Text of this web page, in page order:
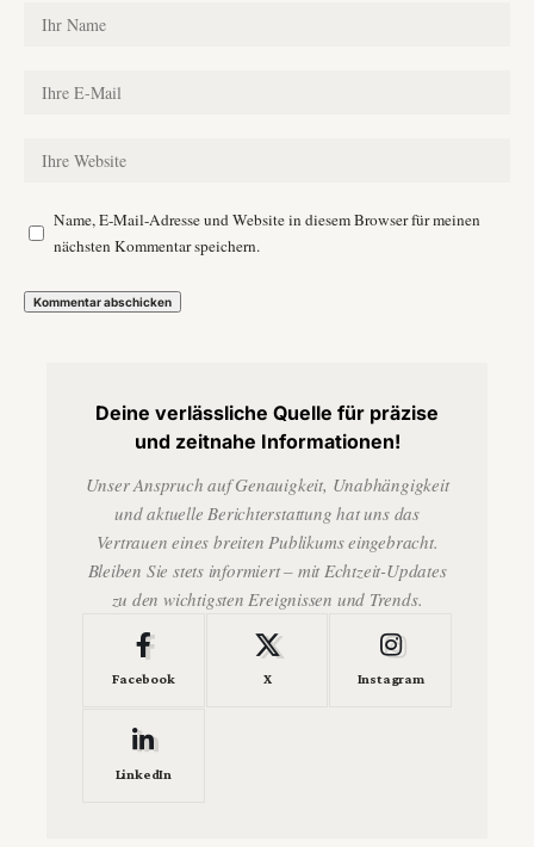
Name, E-Mail-Adresse und Website in diesem Browser für meinen
nächsten Kommentar speichern.
Deine verlässliche Quelle für präzise
und zeitnahe Informationen!
Unser Anspruch auf Genauigkeit, Unabhängigkeit
und aktuelle Berichterstattung hat uns das
Vertrauen eines breiten Publikums eingebracht.
Bleiben Sie stets informiert – mit Echtzeit-Updates
zu den wichtigsten Ereignissen und Trends.
Facebook X Instagram
LinkedIn